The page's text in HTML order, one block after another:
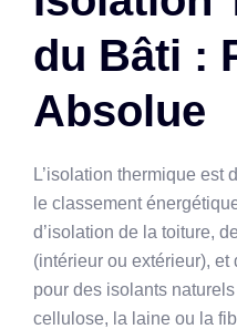
du Bâti :
Absolue
L’isolation thermique est
le classement
d’isolation de la toiture,
(intérieur ou extérieur),
pour des isolants
cellulose, la laine ou la